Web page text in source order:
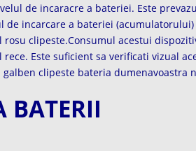
de incaracre a bateriei. Este
incarcare a bateriei
clipeste.Consumul acestui
Este suficient sa verificati vizual
clipeste bateria dumenavoastra